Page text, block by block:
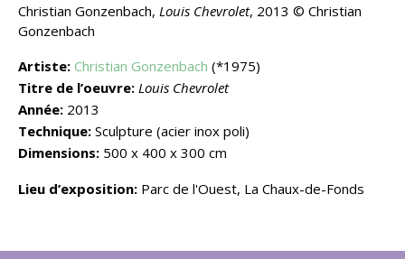
Christian Gonzenbach, Louis Chevrolet, 2013 © Christian
Gonzenbach
Artiste: Christian Gonzenbach (*1975)
Titre de l’oeuvre: Louis Chevrolet
Année: 2013
Technique: Sculpture (acier inox poli)
Dimensions: 500 x 400 x 300 cm
Lieu d’exposition: Parc de l'Ouest, La Chaux-de-Fonds